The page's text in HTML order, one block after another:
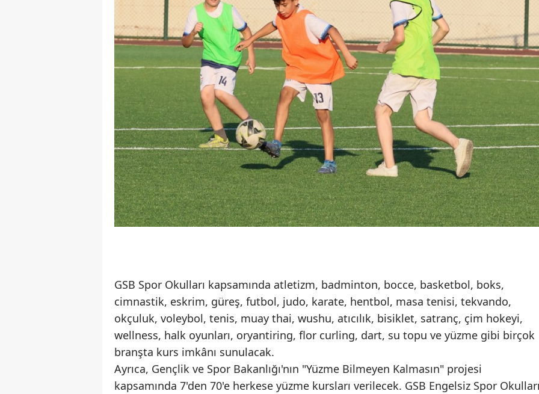
GSB Spor Okulları kapsamında atletizm, badminton, bocce, basketbol, boks,
cimnastik, eskrim, güreş, futbol, judo, karate, hentbol, masa tenisi, tekvando,
okçuluk, voleybol, tenis, muay thai, wushu, atıcılık, bisiklet, satranç, çim hokeyi,
wellness, halk oyunları, oryantiring, flor curling, dart, su topu ve yüzme gibi birçok
branşta kurs imkânı sunulacak.
Ayrıca, Gençlik ve Spor Bakanlığı'nın "Yüzme Bilmeyen Kalmasın" projesi
kapsamında 7'den 70'e herkese yüzme kursları verilecek. GSB Engelsiz Spor